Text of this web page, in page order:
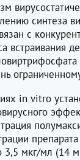
синтеза
с
встраивания
in vitro
3,5 мкг/мл (14